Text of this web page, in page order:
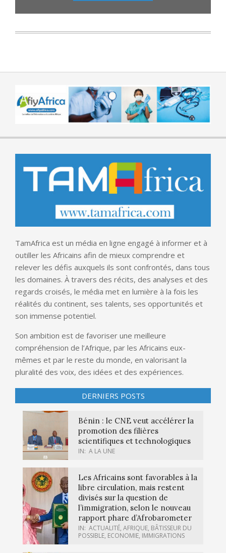
TamAfrica est un média en ligne engagé à informer et à
outiller les Africains afin de mieux comprendre et
relever les défis auxquels ils sont confrontés, dans tous
les domaines. À travers des récits, des analyses et des
regards croisés, le média met en lumière à la fois les
réalités du continent, ses talents, ses opportunités et
son immense potentiel.
Son ambition est de favoriser une meilleure
compréhension de l’Afrique, par les Africains eux-
mêmes et par le reste du monde, en valorisant la
pluralité des voix, des idées et des expériences.
DERNIERS POSTS
Bénin : le CNE veut accélérer la
promotion des filières
scientifiques et technologiques
IN: A LA UNE
Les Africains sont favorables à la
libre circulation, mais restent
divisés sur la question de
l’immigration, selon le nouveau
rapport phare d’Afrobarometer
IN: ACTUALITÉ, AFRIQUE, BÂTISSEUR DU
POSSIBLE, ECONOMIE, IMMIGRATIONS